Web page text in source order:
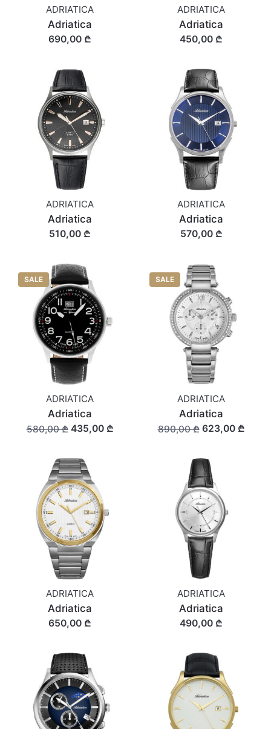
ADRIATICA
Adriatica
690,00 ₾
ADRIATICA
Adriatica
450,00 ₾
ADRIATICA
Adriatica
510,00 ₾
ADRIATICA
Adriatica
570,00 ₾
SALE
ADRIATICA
Adriatica
580,00 ₾435,00 ₾
SALE
ADRIATICA
Adriatica
890,00 ₾623,00 ₾
ADRIATICA
Adriatica
650,00 ₾
ADRIATICA
Adriatica
490,00 ₾